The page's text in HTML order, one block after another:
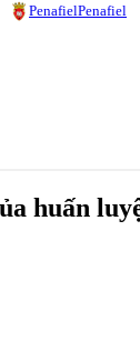
PenafielPenafiel
huấn